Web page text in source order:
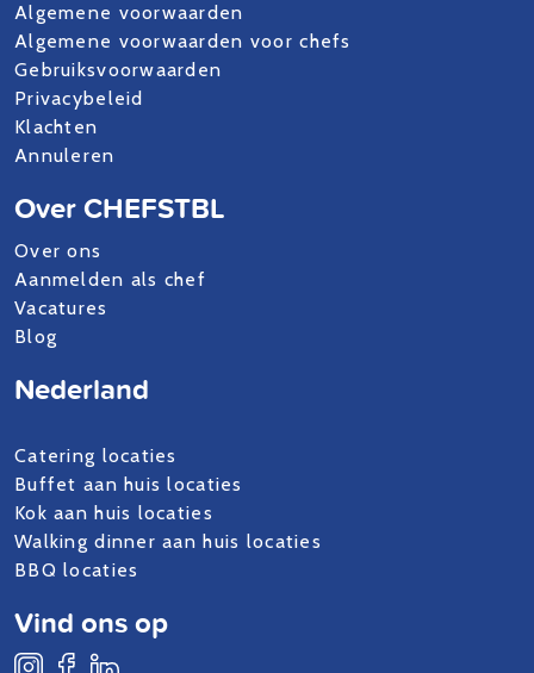
Algemene voorwaarden
Algemene voorwaarden voor chefs
Gebruiksvoorwaarden
Privacybeleid
Klachten
Annuleren
Over CHEFSTBL
Over ons
Aanmelden als chef
Vacatures
Blog
Nederland
Catering locaties
Buffet aan huis locaties
Kok aan huis locaties
Walking dinner aan huis locaties
BBQ locaties
Vind ons op